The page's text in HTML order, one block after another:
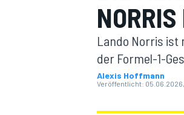
Lando Norris ist
der Formel-1-
Alexis Hoffmann
Veröffentlicht: